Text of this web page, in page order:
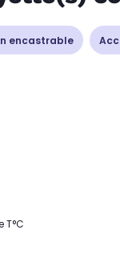
encastrable
T°C